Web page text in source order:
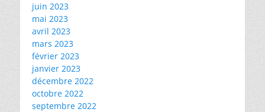
juin 2023
mai 2023
avril 2023
mars 2023
février 2023
janvier 2023
décembre 2022
octobre 2022
septembre 2022